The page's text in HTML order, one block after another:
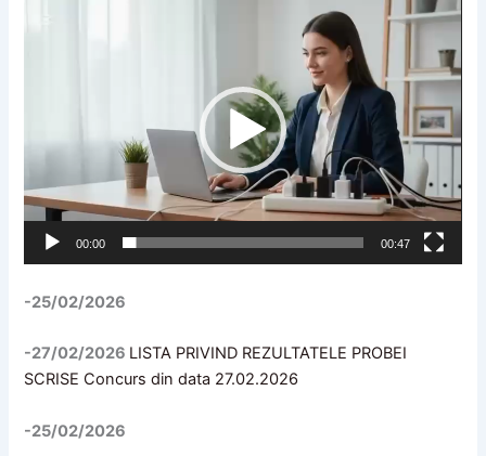
00:00 00:47
-25/02/2026
-27/02/2026 LISTA PRIVIND REZULTATELE PROBEI
SCRISE Concurs din data 27.02.2026
-25/02/2026